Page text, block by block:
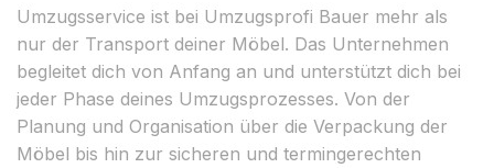
Umzugsservice ist bei Umzugsprofi Bauer mehr als
nur der Transport deiner Möbel. Das Unternehmen
begleitet dich von Anfang an und unterstützt dich bei
jeder Phase deines Umzugsprozesses. Von der
Planung und Organisation über die Verpackung der
Möbel bis hin zur sicheren und termingerechten